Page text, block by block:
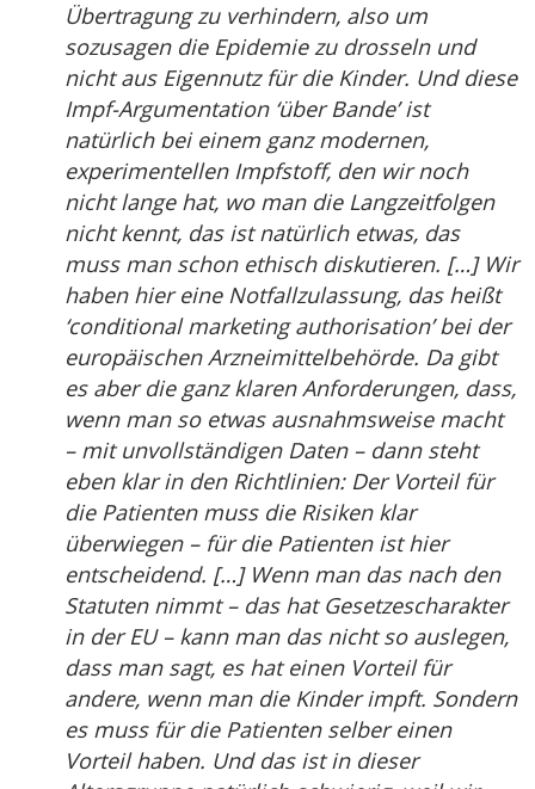
Übertragung zu verhindern, also um
sozusagen die Epidemie zu drosseln und
nicht aus Eigennutz für die Kinder. Und diese
Impf-Argumentation ‘über Bande’ ist
natürlich bei einem ganz modernen,
experimentellen Impfstoff, den wir noch
nicht lange hat, wo man die Langzeitfolgen
nicht kennt, das ist natürlich etwas, das
muss man schon ethisch diskutieren. […] Wir
haben hier eine Notfallzulassung, das heißt
‘conditional marketing authorisation’ bei der
europäischen Arzneimittelbehörde. Da gibt
es aber die ganz klaren Anforderungen, dass,
wenn man so etwas ausnahmsweise macht
– mit unvollständigen Daten – dann steht
eben klar in den Richtlinien: Der Vorteil für
die Patienten muss die Risiken klar
überwiegen – für die Patienten ist hier
entscheidend. […] Wenn man das nach den
Statuten nimmt – das hat Gesetzescharakter
in der EU – kann man das nicht so auslegen,
dass man sagt, es hat einen Vorteil für
andere, wenn man die Kinder impft. Sondern
es muss für die Patienten selber einen
Vorteil haben. Und das ist in dieser